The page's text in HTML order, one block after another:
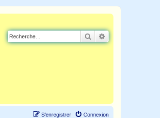
Rechercher
Connexion
S’enregistrer